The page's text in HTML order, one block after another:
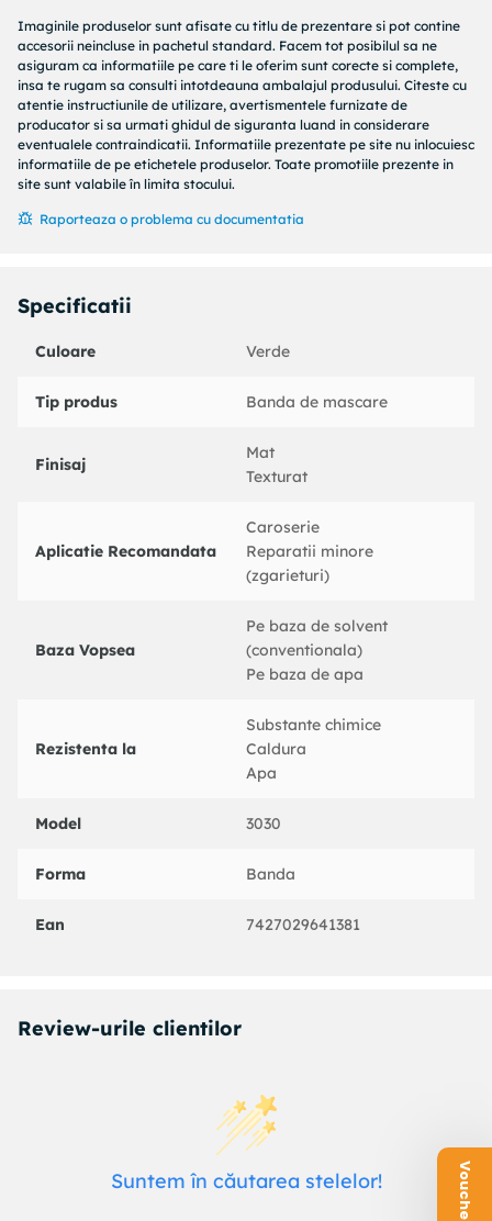
Imaginile produselor sunt afisate cu titlu de prezentare si pot contine
accesorii neincluse in pachetul standard. Facem tot posibilul sa ne
asiguram ca informatiile pe care ti le oferim sunt corecte si complete,
insa te rugam sa consulti intotdeauna ambalajul produsului. Citeste cu
atentie instructiunile de utilizare, avertismentele furnizate de
producator si sa urmati ghidul de siguranta luand in considerare
eventualele contraindicatii. Informatiile prezentate pe site nu inlocuiesc
informatiile de pe etichetele produselor. Toate promotiile prezente in
site sunt valabile în limita stocului.
Raporteaza o problema cu documentatia
Specificatii
Culoare Verde
Tip produs Banda de mascare
Finisaj
Mat
Texturat
Aplicatie Recomandata
Caroserie
Reparatii minore
(zgarieturi)
Baza Vopsea
Pe baza de solvent
(conventionala)
Pe baza de apa
Rezistenta la
Substante chimice
Caldura
Apa
Model 3030
Forma Banda
Ean 7427029641381
Review-urile clientilor
Suntem în căutarea stelelor!